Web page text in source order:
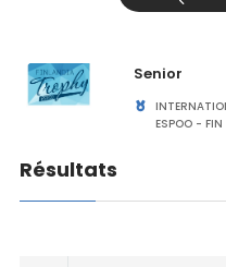
Senior
ESPOO - FIN
Résultats